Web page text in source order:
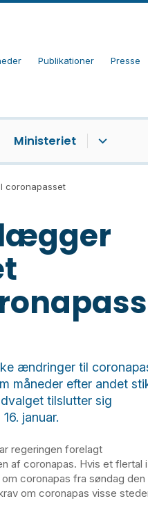
Publikationer Presse
Ministeriet
coronapasset
ændringer til
måneder efter andet
tilslutter sig
januar.
regeringen forelagt
af coronapas. Hvis et flertal i
coronapas fra søndag den
om coronapas visse